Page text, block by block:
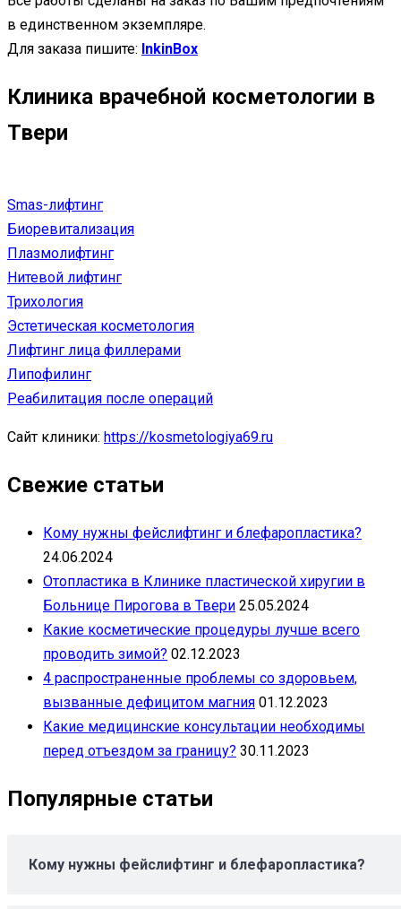
в единственном экземпляре.
Для заказа пишите: InkinBox
Клиника врачебной косметологии в
Твери
Smas-лифтинг
Биоревитализация
Плазмолифтинг
Нитевой лифтинг
Трихология
Эстетическая косметология
Лифтинг лица филлерами
Липофилинг
Реабилитация после операций
Сайт клиники: https://kosmetologiya69.ru
Свежие статьи
Кому нужны фейслифтинг и блефаропластика?
24.06.2024
Отопластика в Клинике пластической хиругии в
Больнице Пирогова в Твери 25.05.2024
Какие косметические процедуры лучше всего
проводить зимой? 02.12.2023
4 распространенные проблемы со здоровьем,
вызванные дефицитом магния 01.12.2023
Какие медицинские консультации необходимы
перед отъездом за границу? 30.11.2023
Популярные статьи
Кому нужны фейслифтинг и блефаропластика?